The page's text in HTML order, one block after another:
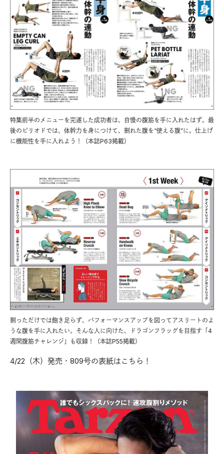
特集前半のメニューを完遂した成功者は、自慢の腹筋を手に入れたはず。最
後のピリオドでは、体幹力を身につけて、割れた腹を“使える腹”に。仕上げ
に機能性を手に入れよう！（本誌P63掲載）
割っただけでは飽き足らず、パフォーマンスアップを図ってアスリートのよ
うな腹を手に入れたい。そんな人に向けた、ドラゴンフラッグを目指す「4
週間腹筋チャレンジ」も収録！（本誌P55掲載）
4/22（木）発売・809号の表紙はこちら！